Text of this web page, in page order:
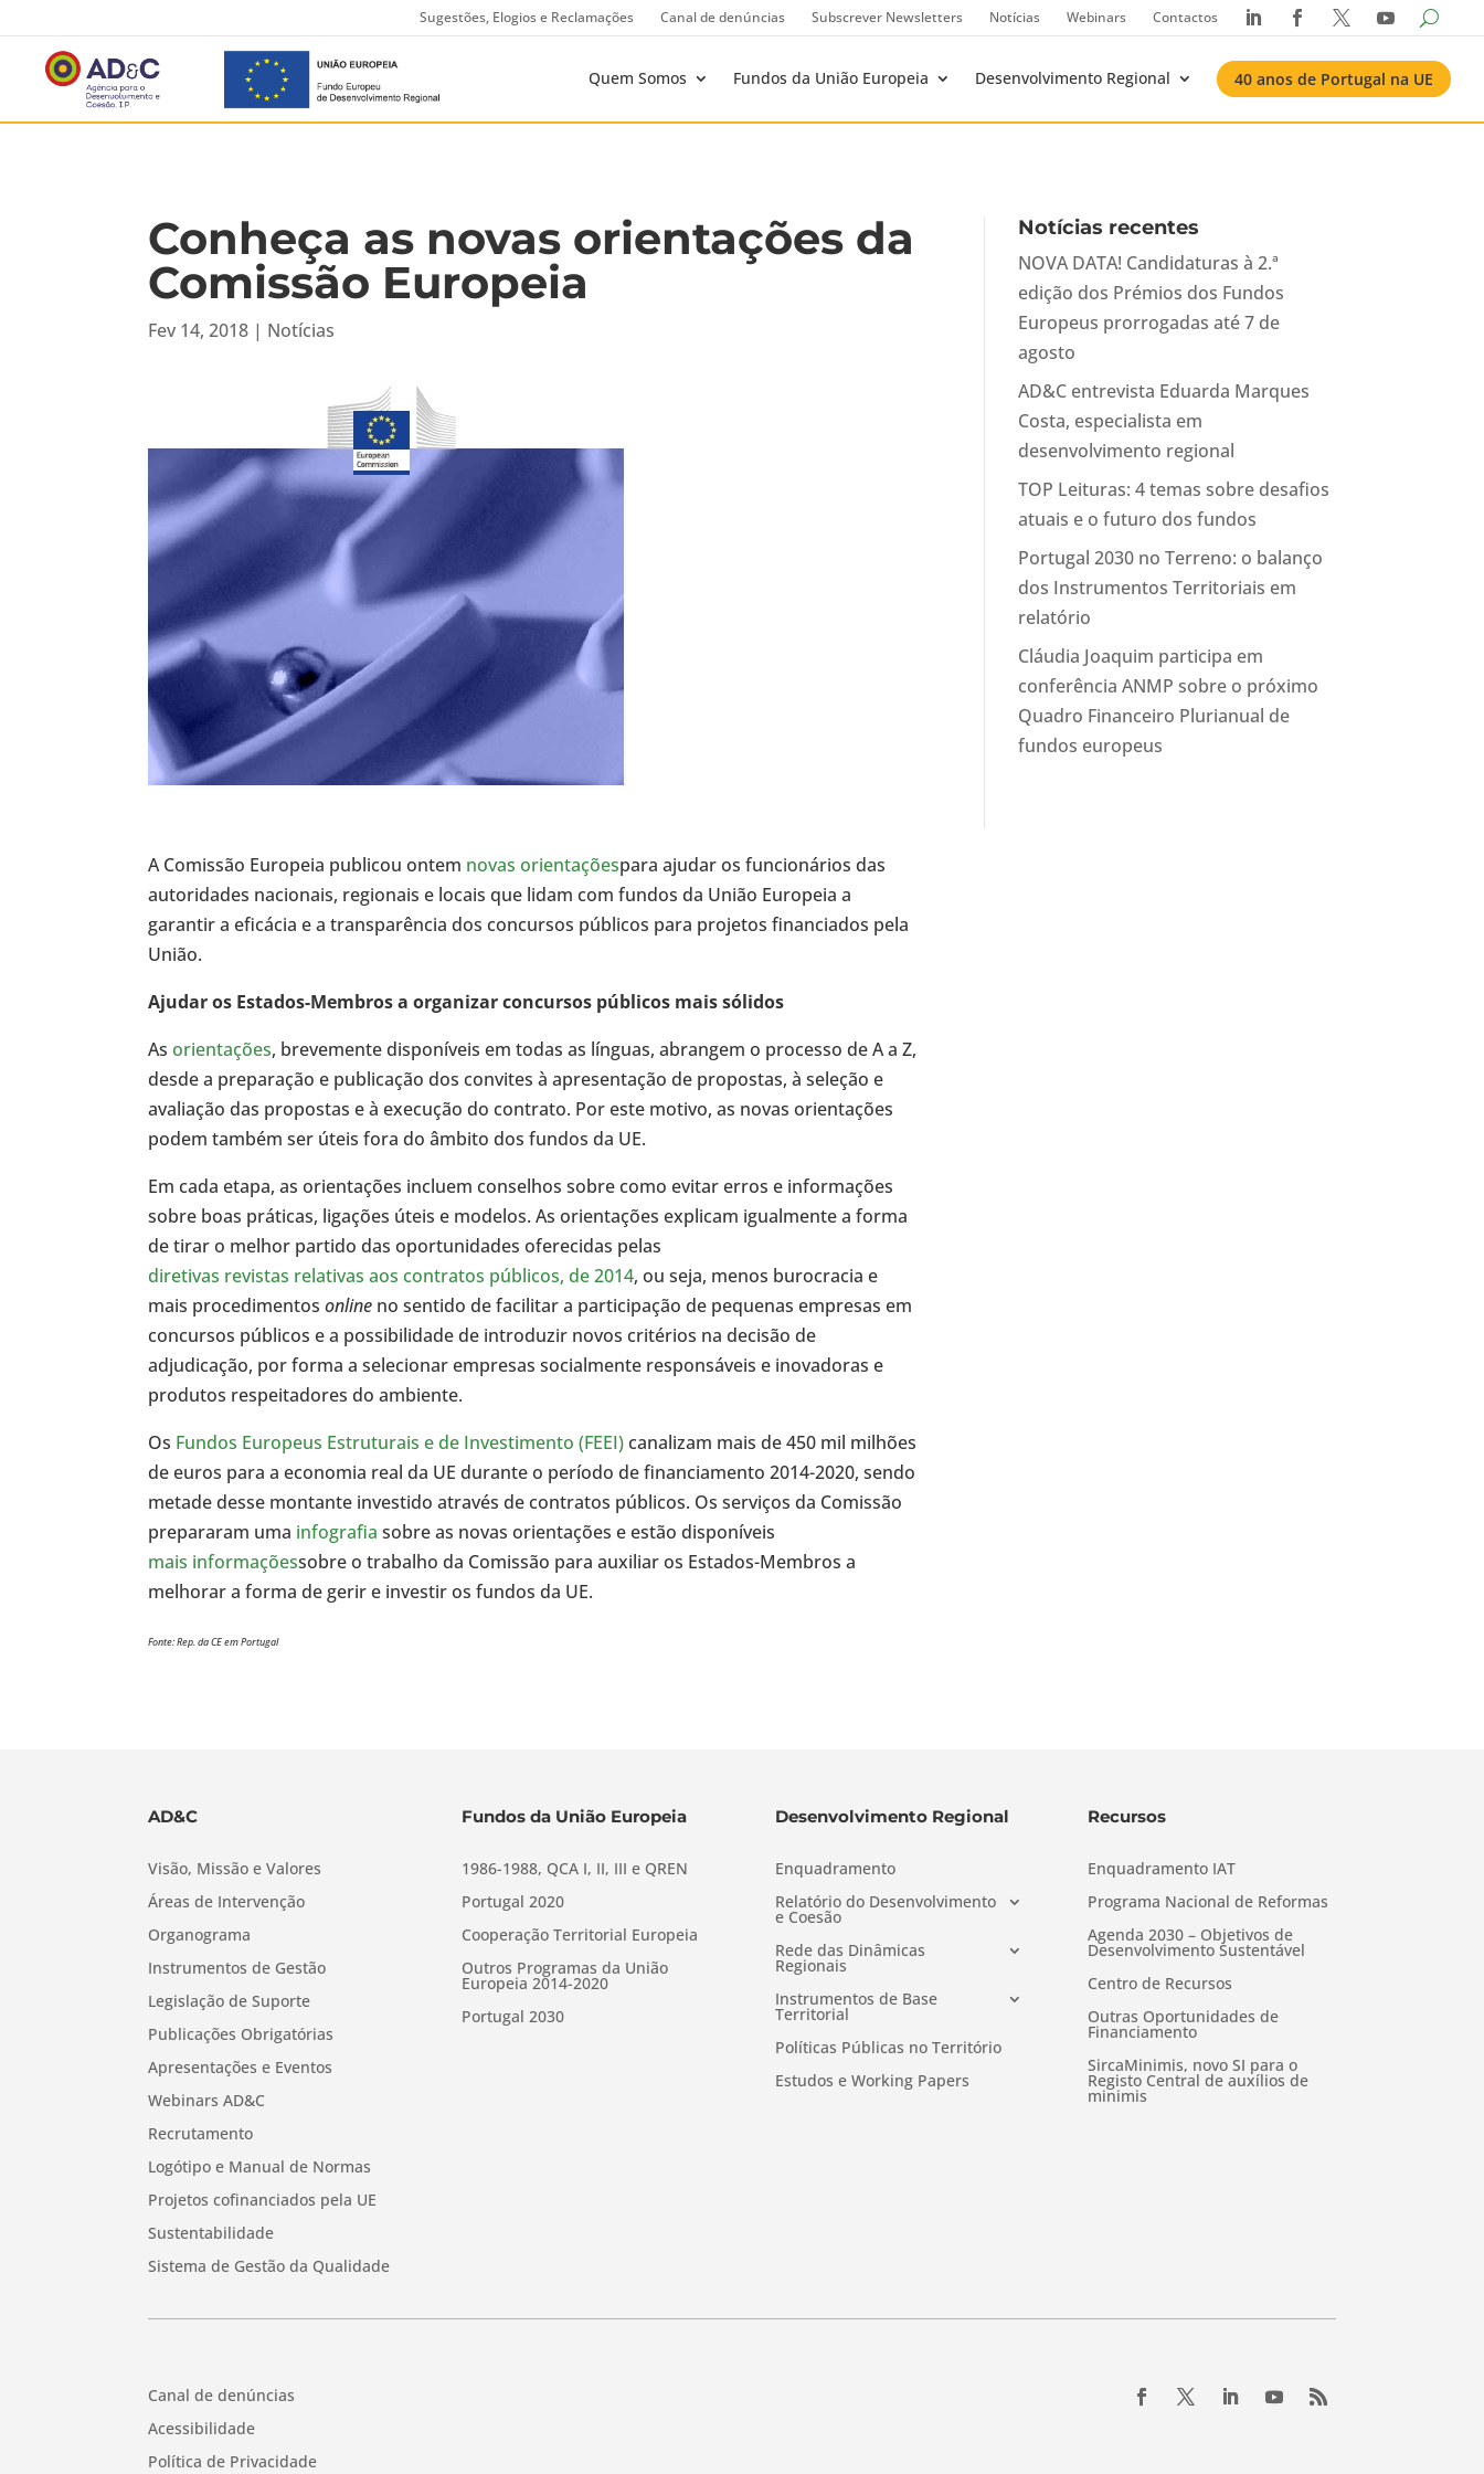
Sugestões, Elogios e Reclamações Canal de denúncias Subscrever Newsletters Notícias Webinars Contactos    
Quem Somos Fundos da União Europeia Desenvolvimento Regional 40 anos de Portugal na UE
Conheça as novas orientações da
Comissão Europeia
Fev 14, 2018 | Notícias
A Comissão Europeia publicou ontem novas orientaçõespara ajudar os funcionários das
autoridades nacionais, regionais e locais que lidam com fundos da União Europeia a
garantir a eficácia e a transparência dos concursos públicos para projetos financiados pela
União.
Ajudar os Estados-Membros a organizar concursos públicos mais sólidos
Asorientações, brevemente disponíveis em todas as línguas, abrangem o processo de A a Z,
desde a preparação e publicação dos convites à apresentação de propostas, à seleção e
avaliação das propostas e à execução do contrato. Por este motivo, as novas orientações
podem também ser úteis fora do âmbito dos fundos da UE.
Em cada etapa, as orientações incluem conselhos sobre como evitar erros e informações
sobre boas práticas, ligações úteis e modelos. As orientações explicam igualmente a forma
de tirar o melhor partido das oportunidades oferecidas pelas
diretivas revistas relativas aos contratos públicos, de 2014, ou seja, menos burocracia e
mais procedimentosonline no sentido de facilitar a participação de pequenas empresas em
concursos públicos e a possibilidade de introduzir novos critérios na decisão de
adjudicação, por forma a selecionar empresas socialmente responsáveis e inovadoras e
produtos respeitadores do ambiente.
Os Fundos Europeus Estruturais e de Investimento (FEEI)canalizam mais de 450 mil milhões
de euros para a economia real da UE durante o período de financiamento 2014-2020, sendo
metade desse montante investido através de contratos públicos. Os serviços da Comissão
prepararam uma infografia sobre as novas orientações e estão disponíveis
mais informaçõessobre o trabalho da Comissão para auxiliar os Estados-Membros a
melhorar a forma de gerir e investir os fundos da UE.
Fonte: Rep. da CE em Portugal
Notícias recentes
NOVA DATA! Candidaturas à 2.ª
edição dos Prémios dos Fundos
Europeus prorrogadas até 7 de
agosto
AD&C entrevista Eduarda Marques
Costa, especialista em
desenvolvimento regional
TOP Leituras: 4 temas sobre desafios
atuais e o futuro dos fundos
Portugal 2030 no Terreno: o balanço
dos Instrumentos Territoriais em
relatório
Cláudia Joaquim participa em
conferência ANMP sobre o próximo
Quadro Financeiro Plurianual de
fundos europeus
AD&C
Visão, Missão e Valores
Áreas de Intervenção
Organograma
Instrumentos de Gestão
Legislação de Suporte
Publicações Obrigatórias
Apresentações e Eventos
Webinars AD&C
Recrutamento
Logótipo e Manual de Normas
Projetos cofinanciados pela UE
Sustentabilidade
Sistema de Gestão da Qualidade
Fundos da União Europeia
1986-1988, QCA I, II, III e QREN
Portugal 2020
Cooperação Territorial Europeia
Outros Programas da União
Europeia 2014-2020
Portugal 2030
Desenvolvimento Regional
Enquadramento
Relatório do Desenvolvimento
e Coesão
Rede das Dinâmicas
Regionais
Instrumentos de Base
Territorial
Políticas Públicas no Território
Estudos e Working Papers
Recursos
Enquadramento IAT
Programa Nacional de Reformas
Agenda 2030 – Objetivos de
Desenvolvimento Sustentável
Centro de Recursos
Outras Oportunidades de
Financiamento
SircaMinimis, novo SI para o
Registo Central de auxílios de
minimis
Canal de denúncias
Acessibilidade
Política de Privacidade